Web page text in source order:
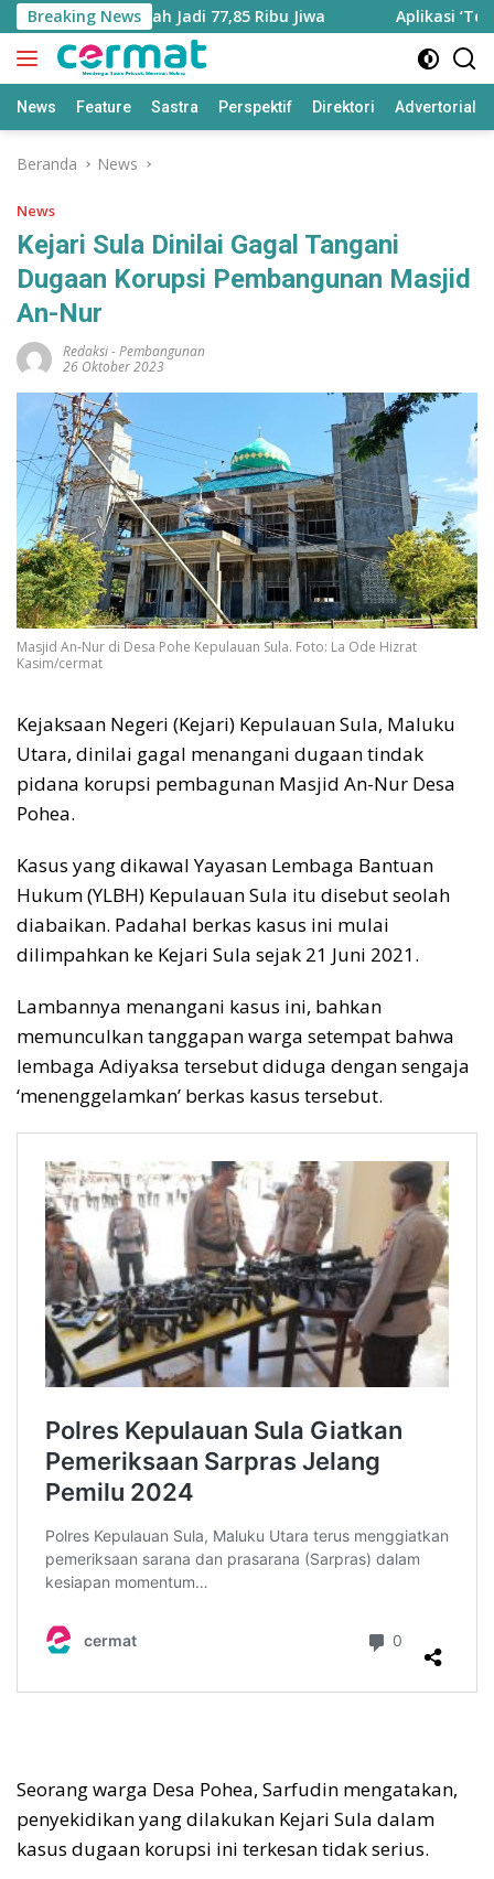
Langsung
ke
konten
Breaking News
Bertambah Jadi 77,85 Ribu Jiwa Aplikasi ‘Teras
News Feature Sastra Perspektif Direktori Advertorial
Beranda News
News
Kejari Sula Dinilai Gagal Tangani
Dugaan Korupsi Pembangunan Masjid
An-Nur
Redaksi-Pembangunan
26 Oktober 2023
Masjid An-Nur di Desa Pohe Kepulauan Sula. Foto: La Ode Hizrat
Kasim/cermat
Kejaksaan Negeri (Kejari) Kepulauan Sula, Maluku
Utara, dinilai gagal menangani dugaan tindak
pidana korupsi pembagunan Masjid An-Nur Desa
Pohea.
Kasus yang dikawal Yayasan Lembaga Bantuan
Hukum (YLBH) Kepulauan Sula itu disebut seolah
diabaikan. Padahal berkas kasus ini mulai
dilimpahkan ke Kejari Sula sejak 21 Juni 2021.
Lambannya menangani kasus ini, bahkan
memunculkan tanggapan warga setempat bahwa
lembaga Adiyaksa tersebut diduga dengan sengaja
‘menenggelamkan’ berkas kasus tersebut.
Seorang warga Desa Pohea, Sarfudin mengatakan,
penyekidikan yang dilakukan Kejari Sula dalam
kasus dugaan korupsi ini terkesan tidak serius.